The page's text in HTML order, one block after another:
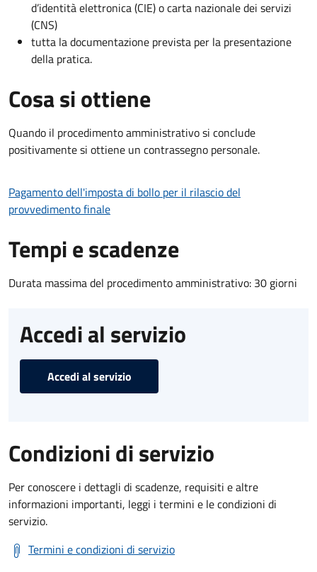
d’identità elettronica (CIE) o carta nazionale dei servizi
(CNS)
tutta la documentazione prevista per la presentazione
della pratica.
Cosa si ottiene
Quando il procedimento amministrativo si conclude
positivamente si ottiene un contrassegno personale.
Pagamento dell'imposta di bollo per il rilascio del
provvedimento finale
Tempi e scadenze
Durata massima del procedimento amministrativo: 30 giorni
Accedi al servizio
Accedi al servizio
Condizioni di servizio
Per conoscere i dettagli di scadenze, requisiti e altre
informazioni importanti, leggi i termini e le condizioni di
servizio.
Termini e condizioni di servizio